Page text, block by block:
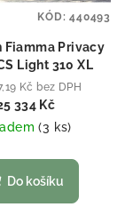
Fiamma Privacy
Light 310 XL
Kč bez DPH
334 Kč
(3 ks)
Do košíku
KÓD:440493